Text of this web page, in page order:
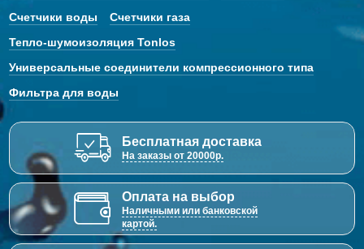
Счетчики воды
Счетчики газа
Тепло-шумоизоляция Tonlos
Универсальные соединители компрессионного типа
Фильтра для воды
Бесплатная доставка
На заказы от 20000р.
Оплата на выбор
Наличными или банковской
картой.